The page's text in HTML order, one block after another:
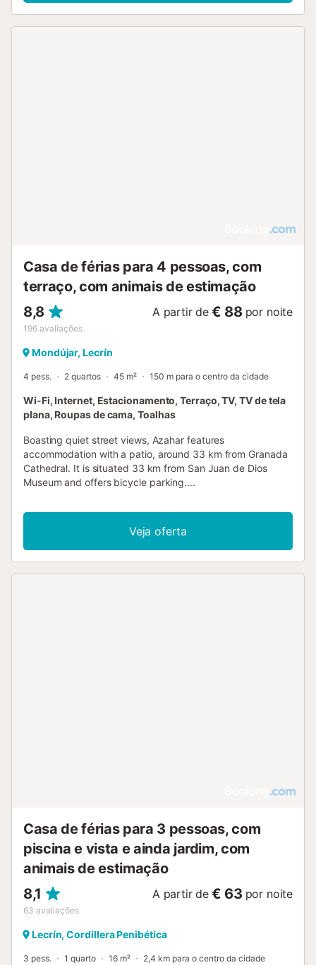
Casa de férias para 4 pessoas, com
terraço, com animais de estimação
8,8
196 avaliações
A partir de € 88 por noite
Mondújar, Lecrín
4 pess. 2 quartos 45 m² 150 m para o centro da cidade
Wi-Fi, Internet, Estacionamento, Terraço, TV, TV de tela
plana, Roupas de cama, Toalhas
Boasting quiet street views, Azahar features
accommodation with a patio, around 33 km from Granada
Cathedral. It is situated 33 km from San Juan de Dios
Museum and offers bicycle parking....
Veja oferta
Casa de férias para 3 pessoas, com
piscina e vista e ainda jardim, com
animais de estimação
8,1
63 avaliações
A partir de € 63 por noite
Lecrín, Cordillera Penibética
3 pess. 1 quarto 16 m² 2,4 km para o centro da cidade